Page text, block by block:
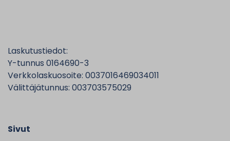
Laskutustiedot:
Y-tunnus 0164690-3
Verkkolaskuosoite: 0037016469034011
Välittäjätunnus: 003703575029
Sivut